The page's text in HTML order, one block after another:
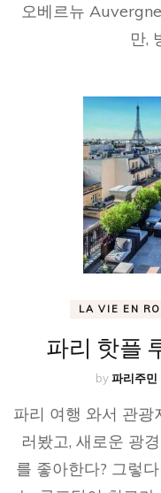
오베르뉴
만,
LA VIE EN
파리 핫플
by파리주민
파리 여행 와서 관광
러봤고, 새로운 광
를 좋아한다? 그렇